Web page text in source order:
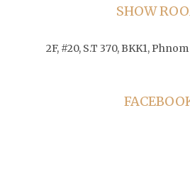
SHOW
2F, #20, S.T 370, BKK1,